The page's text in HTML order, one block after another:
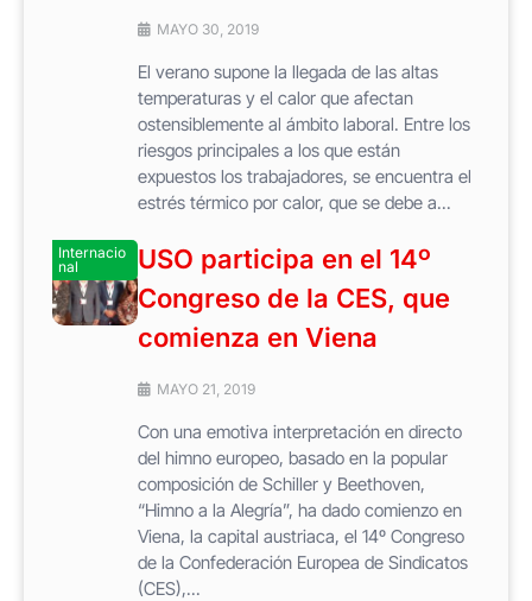
MAYO 30, 2019
El verano supone la llegada de las altas
temperaturas y el calor que afectan
ostensiblemente al ámbito laboral. Entre los
riesgos principales a los que están
expuestos los trabajadores, se encuentra el
estrés térmico por calor, que se debe a...
Internacio
nal
USO participa en el 14º
Congreso de la CES, que
comienza en Viena
MAYO 21, 2019
Con una emotiva interpretación en directo
del himno europeo, basado en la popular
composición de Schiller y Beethoven,
“Himno a la Alegría”, ha dado comienzo en
Viena, la capital austriaca, el 14º Congreso
de la Confederación Europea de Sindicatos
(CES),...